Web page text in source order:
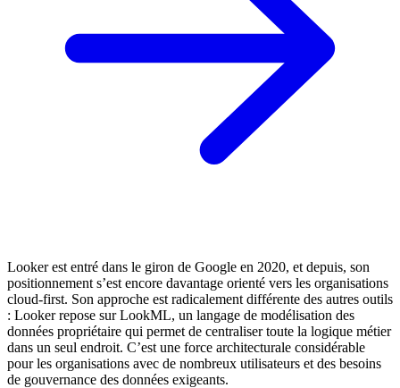
Looker est entré dans le giron de Google en 2020, et depuis, son
positionnement s’est encore davantage orienté vers les organisations
cloud-first. Son approche est radicalement différente des autres outils
: Looker repose sur LookML, un langage de modélisation des
données propriétaire qui permet de centraliser toute la logique métier
dans un seul endroit. C’est une force architecturale considérable
pour les organisations avec de nombreux utilisateurs et des besoins
de gouvernance des données exigeants.